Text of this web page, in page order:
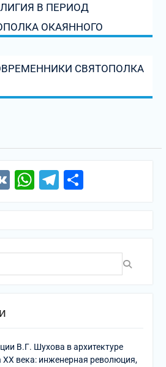
В ПЕРИОД
ОКАЯННОГО
СВЯТОПОЛКА
VKWhatsApp
Telegram
В.Г. Шухова в архитектуре
века: инженерная революция,